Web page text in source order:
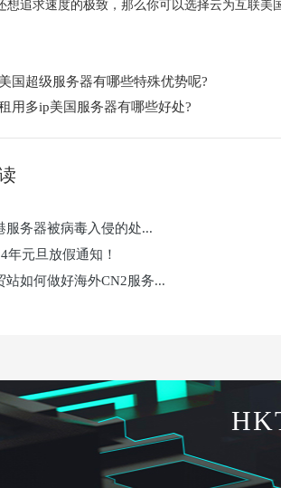
想追求速度的极致，那么你可以选择云为互联美
美国超级服务器有哪些特殊优势呢?
用多ip美国服务器有哪些好处?
服务器被病毒入侵的处...
年元旦放假通知！
站如何做好海外CN2服务...